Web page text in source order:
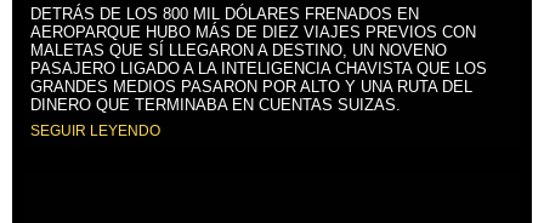
DETRÁS DE LOS 800 MIL DÓLARES FRENADOS EN
AEROPARQUE HUBO MÁS DE DIEZ VIAJES PREVIOS CON
MALETAS QUE SÍ LLEGARON A DESTINO, UN NOVENO
PASAJERO LIGADO A LA INTELIGENCIA CHAVISTA QUE LOS
GRANDES MEDIOS PASARON POR ALTO Y UNA RUTA DEL
DINERO QUE TERMINABA EN CUENTAS SUIZAS.
SEGUIR LEYENDO